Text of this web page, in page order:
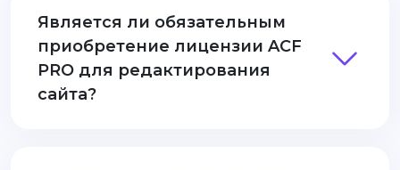
Является ли обязательным
приобретение лицензии ACF
PRO для редактирования
сайта?